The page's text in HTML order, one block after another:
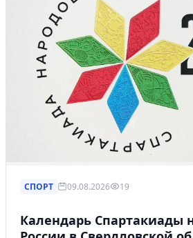
СПОРТ 09.08.2026 19
Календарь Спартакиады